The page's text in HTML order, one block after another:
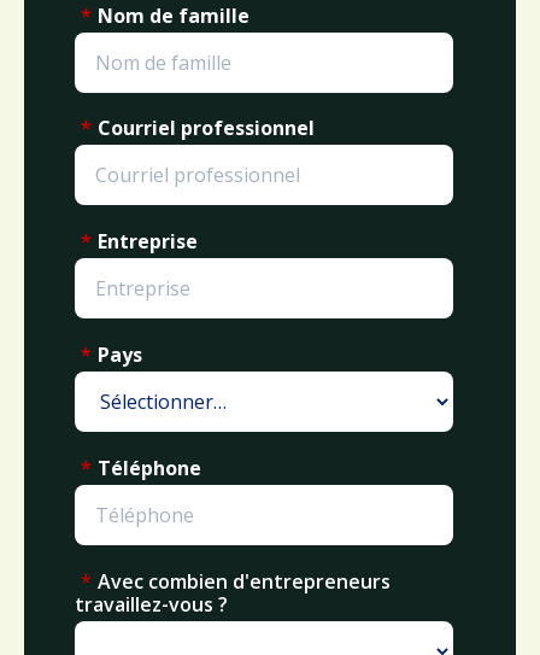
* Nom de famille
* Courriel professionnel
* Entreprise
* Pays
* Téléphone
* Avec combien d'entrepreneurs
travaillez-vous ?